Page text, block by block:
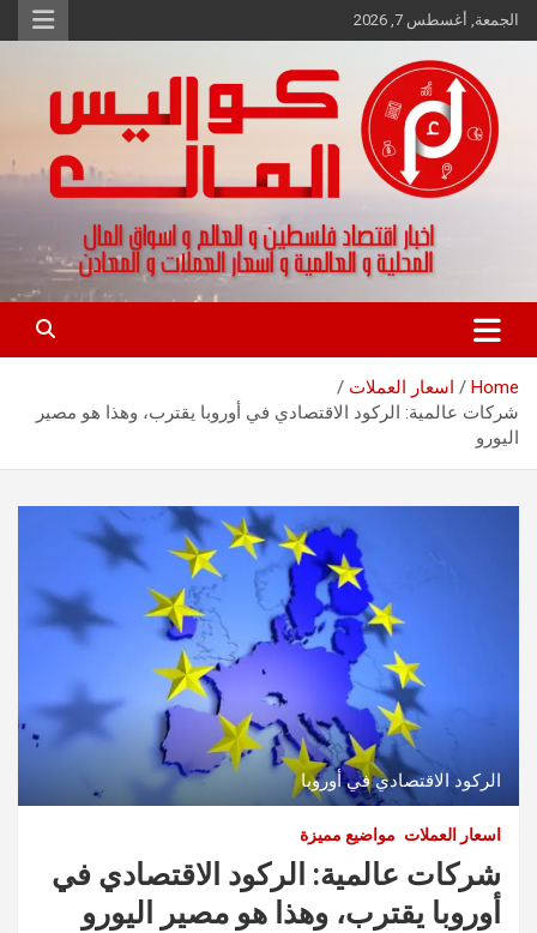
Skip
to
الجمعة, أغسطس 7, 2026
كواليس المال
اخبار اقتصاد فلسطين و العالم و تقارير اسواق المال و العملات
Home
اسعار العملات
شركات عالمية: الركود الاقتصادي في أوروبا يقترب، وهذا هو مصير
اليورو
الركود الاقتصادي في أوروبا
اسعار العملات مواضيع مميزة
شركات عالمية: الركود الاقتصادي في
أوروبا يقترب، وهذا هو مصير اليورو